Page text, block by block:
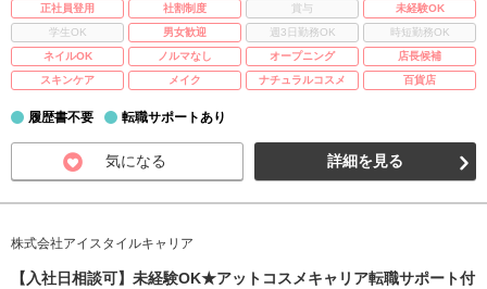
正社員登用 社割制度 賞与
未経験OK
学生OK
男女歓迎 週3日勤務OK
時短勤務OK
ネイルOK
ノルマなし オープニング
店長候補
スキンケア
メイク ナチュラルコスメ 百貨店
履歴書不要 転職サポートあり
気になる 詳細を見る
株式会社アイスタイルキャリア
【入社日相談可】未経験OK★アットコスメキャリア転職サポート付